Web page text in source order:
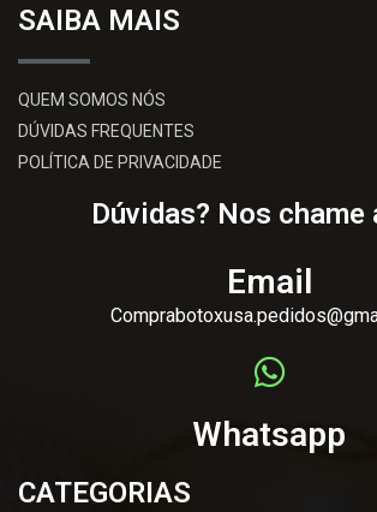
SAIBA MAIS
QUEM SOMOS NÓS
DÚVIDAS FREQUENTES
POLÍTICA DE PRIVACIDADE
Dúvidas? Nos chame
Email
Whatsapp
CATEGORIAS